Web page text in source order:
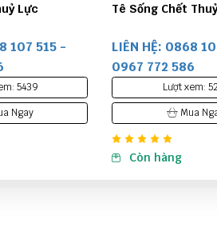
Lực
107 515 -
5254
Ngay
Đầu Nối Sống Chết
LIÊN HỆ: 0868
0967 772 586
Lượt xem:
Mua
Còn hàng